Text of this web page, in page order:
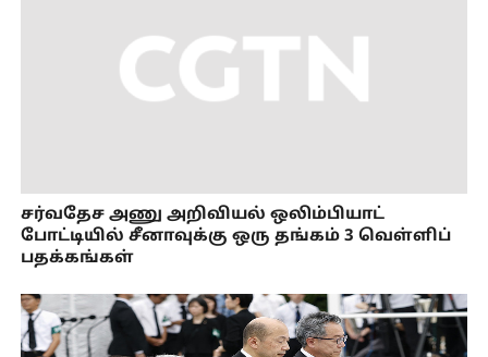
சர்வதேச அணு அறிவியல் ஒலிம்பியாட்
போட்டியில் சீனாவுக்கு ஒரு தங்கம் 3 வெள்ளிப்
பதக்கங்கள்